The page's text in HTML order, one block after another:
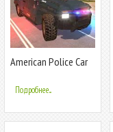
American Police Car
Games No Wifi
Подробнее...